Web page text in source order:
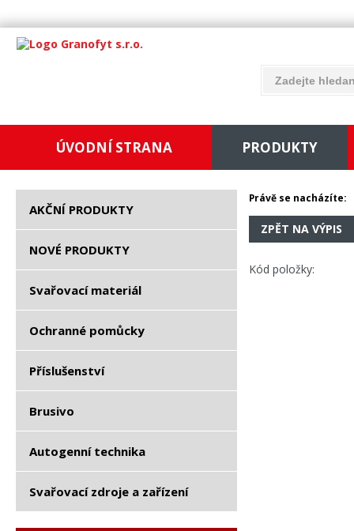
ÚVODNÍ STRANA PRODUKTY
AKČNÍ PRODUKTY
NOVÉ PRODUKTY
Svařovací materiál
Ochranné pomůcky
Příslušenství
Brusivo
Autogenní technika
Svařovací zdroje a zařízení
Právě se nacházíte:
ZPĚT NA VÝPIS
Kód položky: